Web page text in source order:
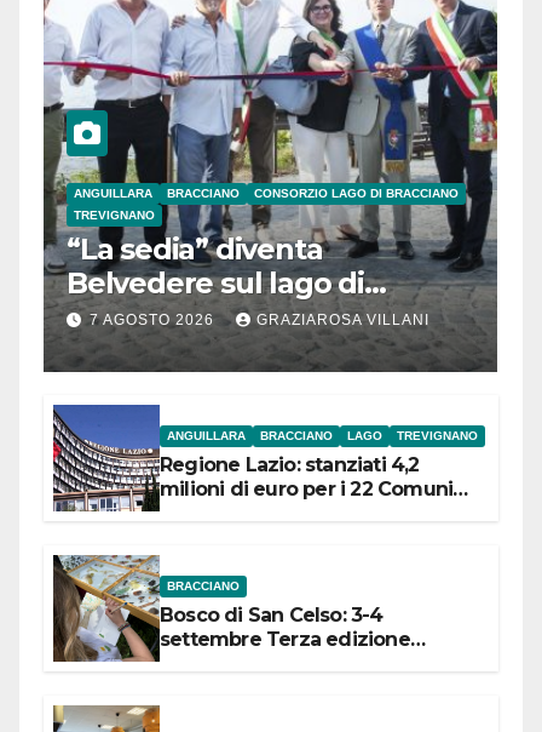
ANGUILLARA BRACCIANO
CONSORZIO LAGO DI BRACCIANO
TREVIGNANO
“La sedia” diventa
Belvedere sul lago di
Bracciano: ieri
l’inaugurazione
7 AGOSTO 2026 GRAZIAROSA VILLANI
ANGUILLARA BRACCIANO LAGO TREVIGNANO
Regione Lazio: stanziati 4,2
milioni di euro per i 22 Comuni
BRACCIANO
Bosco di San Celso: 3-4
settembre Terza edizione